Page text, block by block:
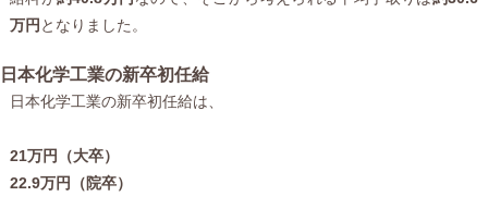
万円 となりました。
日本化学工業の新卒初任給
日本化学工業の新卒初任給は、
21万円（大卒）
22.9万円（院卒）